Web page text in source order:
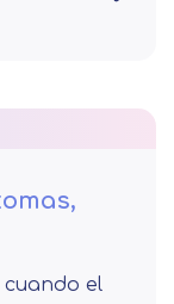
el